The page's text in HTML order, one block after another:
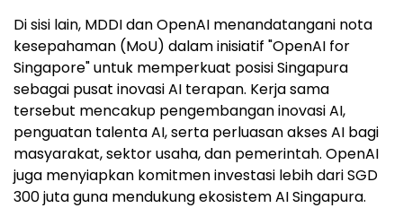
Di sisi lain, MDDI dan OpenAI menandatangani nota
kesepahaman (MoU) dalam inisiatif "OpenAI for
Singapore" untuk memperkuat posisi Singapura
sebagai pusat inovasi AI terapan. Kerja sama
tersebut mencakup pengembangan inovasi AI,
penguatan talenta AI, serta perluasan akses AI bagi
masyarakat, sektor usaha, dan pemerintah. OpenAI
juga menyiapkan komitmen investasi lebih dari SGD
300 juta guna mendukung ekosistem AI Singapura.